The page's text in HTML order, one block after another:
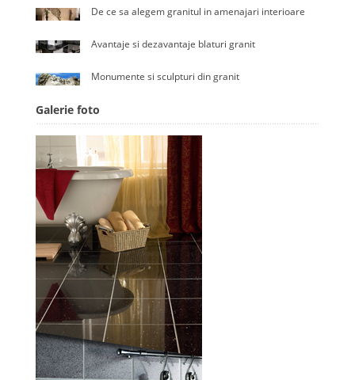
De ce sa alegem granitul in amenajari interioare
Avantaje si dezavantaje blaturi granit
Monumente si sculpturi din granit
Galerie foto